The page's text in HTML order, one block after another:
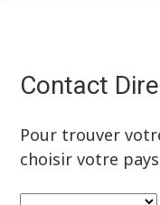
Contact
Pour trouver
choisir votre